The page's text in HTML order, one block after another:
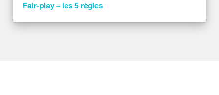
Fair-play – les 5 règles